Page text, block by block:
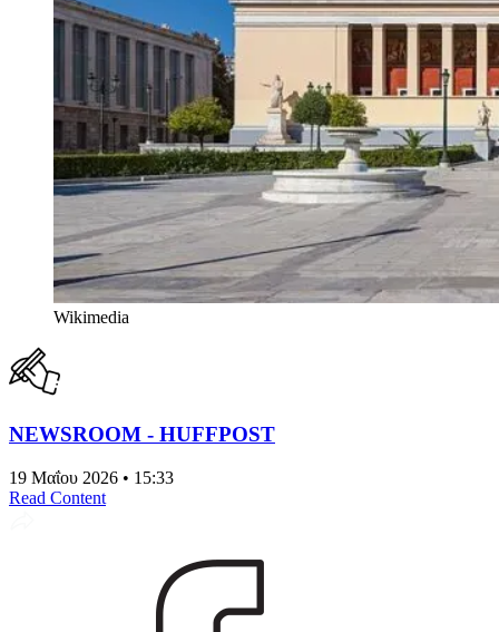
Wikimedia
NEWSROOM - HUFFPOST
19 Μαΐου 2026 • 15:33
Read Content